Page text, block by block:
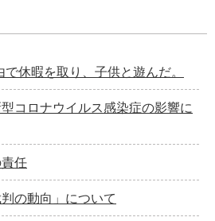
休暇を取り、子供と遊んだ。
コロナウイルス感染症の影響に
任
の動向」について